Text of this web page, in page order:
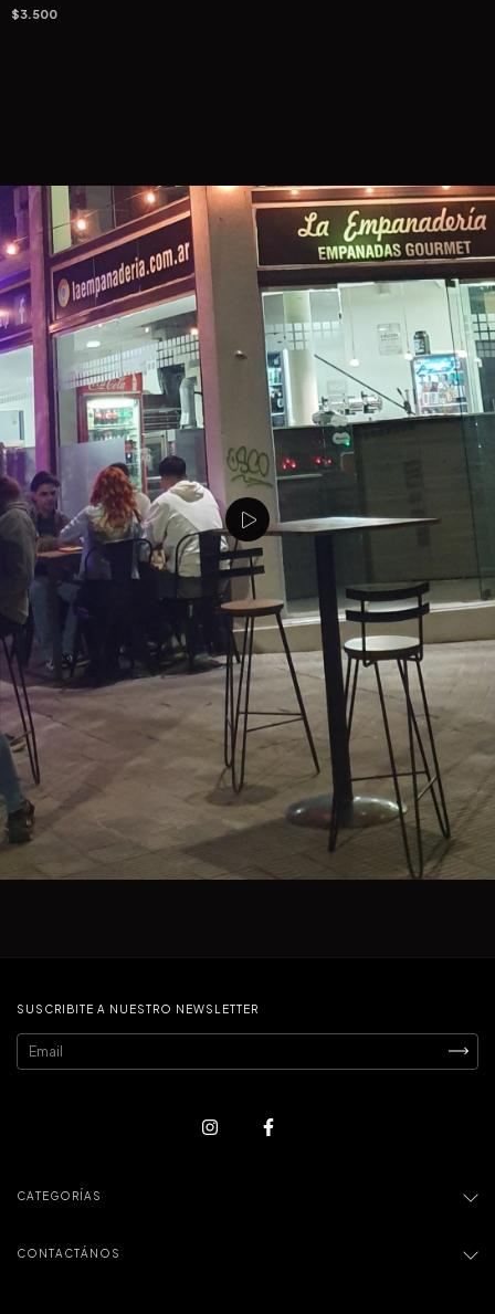
$3.500
SUSCRIBITE A NUESTRO NEWSLETTER
CATEGORÍAS
CONTACTÁNOS